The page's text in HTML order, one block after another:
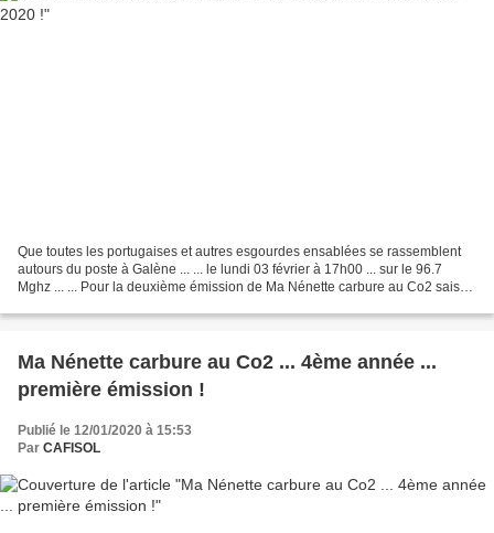
Que toutes les portugaises et autres esgourdes ensablées se rassemblent
autours du poste à Galène ... ... le lundi 03 février à 17h00 ... sur le 96.7
Mghz ... ... Pour la deuxième émission de Ma Nénette carbure au Co2 saison
Ma Nénette carbure au Co2 ... 4ème année ...
première émission !
Publié le 12/01/2020 à 15:53
Par CAFISOL